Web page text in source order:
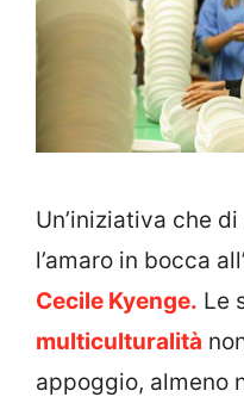
Un’iniziativa che
l’amaro in bocca all’
Cecile Kyenge. Le
multiculturalità
appoggio, almeno